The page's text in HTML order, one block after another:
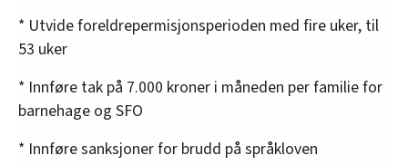
* Utvide foreldrepermisjonsperioden med fire uker, til
53 uker
* Innføre tak på 7.000 kroner i måneden per familie for
barnehage og SFO
* Innføre sanksjoner for brudd på språkloven